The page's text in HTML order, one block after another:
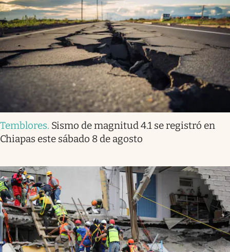
Temblores. Sismo de magnitud 4.1 se registró en
Chiapas este sábado 8 de agosto